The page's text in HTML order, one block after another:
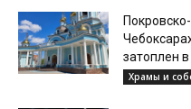
затоплен
Храмы и